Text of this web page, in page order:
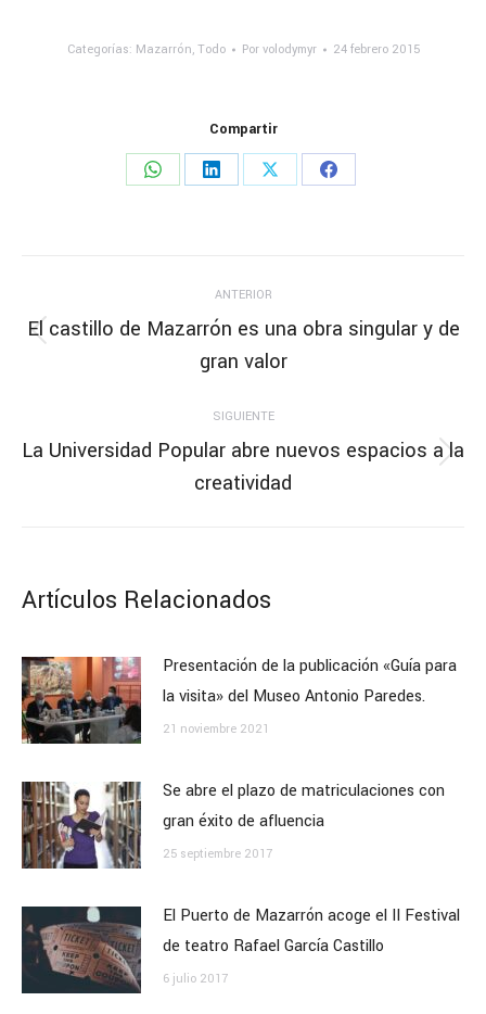
Categorías: Mazarrón, Todo Por volodymyr 24 febrero 2015
Compartir
Share
Share
Share
Share
entre
publicaciones
ANTERIOR
Publicación
anterior:
El castillo de Mazarrón es una obra singular y de
gran valor
SIGUIENTE
Publicación
siguiente:
La Universidad Popular abre nuevos espacios a la
creatividad
Artículos Relacionados
Presentación de la publicación «Guía para
la visita» del Museo Antonio Paredes.
21 noviembre 2021
Se abre el plazo de matriculaciones con
gran éxito de afluencia
25 septiembre 2017
El Puerto de Mazarrón acoge el II Festival
de teatro Rafael García Castillo
6 julio 2017